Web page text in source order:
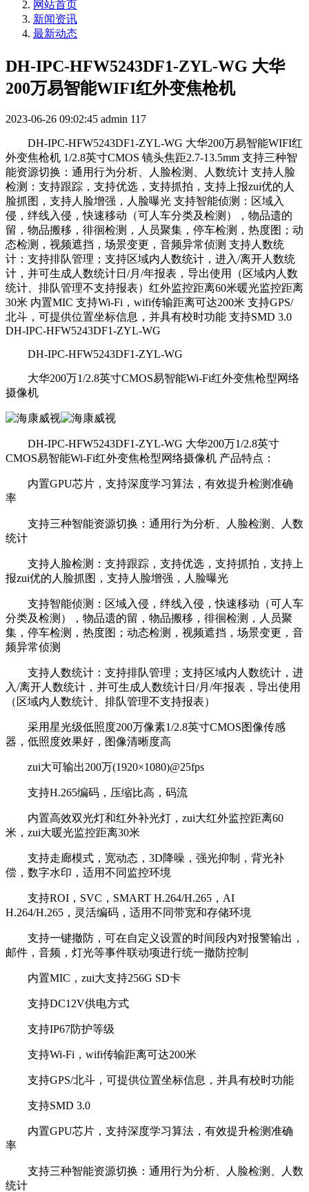
网站首页
新闻资讯
最新动态
DH-IPC-HFW5243DF1-ZYL-WG 大华
200万易智能WIFI红外变焦枪机
2023-06-26 09:02:45 admin 117
DH-IPC-HFW5243DF1-ZYL-WG 大华200万易智能WIFI红
外变焦枪机 1/2.8英寸CMOS 镜头焦距2.7-13.5mm 支持三种智
能资源切换：通用行为分析、人脸检测、人数统计 支持人脸
检测：支持跟踪，支持优选，支持抓拍，支持上报zui优的人
脸抓图，支持人脸增强，人脸曝光 支持智能侦测：区域入
侵，绊线入侵，快速移动（可人车分类及检测），物品遗的
留，物品搬移，徘徊检测，人员聚集，停车检测，热度图；动
态检测，视频遮挡，场景变更，音频异常侦测 支持人数统
计：支持排队管理；支持区域内人数统计，进入/离开人数统
计，并可生成人数统计日/月/年报表，导出使用（区域内人数
统计、排队管理不支持报表）红外监控距离60米暖光监控距离
30米 内置MIC 支持Wi-Fi，wifi传输距离可达200米 支持GPS/
北斗，可提供位置坐标信息，并具有校时功能 支持SMD 3.0
DH-IPC-HFW5243DF1-ZYL-WG
DH-IPC-HFW5243DF1-ZYL-WG
大华200万1/2.8英寸CMOS易智能Wi-Fi红外变焦枪型网络
摄像机
DH-IPC-HFW5243DF1-ZYL-WG 大华200万1/2.8英寸
CMOS易智能Wi-Fi红外变焦枪型网络摄像机 产品特点：
内置GPU芯片，支持深度学习算法，有效提升检测准确
率
支持三种智能资源切换：通用行为分析、人脸检测、人数
统计
支持人脸检测：支持跟踪，支持优选，支持抓拍，支持上
报zui优的人脸抓图，支持人脸增强，人脸曝光
支持智能侦测：区域入侵，绊线入侵，快速移动（可人车
分类及检测），物品遗的留，物品搬移，徘徊检测，人员聚
集，停车检测，热度图；动态检测，视频遮挡，场景变更，音
频异常侦测
支持人数统计：支持排队管理；支持区域内人数统计，进
入/离开人数统计，并可生成人数统计日/月/年报表，导出使用
（区域内人数统计、排队管理不支持报表）
采用星光级低照度200万像素1/2.8英寸CMOS图像传感
器，低照度效果好，图像清晰度高
zui大可输出200万(1920×1080)@25fps
支持H.265编码，压缩比高，码流
内置高效双光灯和红外补光灯，zui大红外监控距离60
米，zui大暖光监控距离30米
支持走廊模式，宽动态，3D降噪，强光抑制，背光补
偿，数字水印，适用不同监控环境
支持ROI，SVC，SMART H.264/H.265，AI
H.264/H.265，灵活编码，适用不同带宽和存储环境
支持一键撤防，可在自定义设置的时间段内对报警输出，
邮件，音频，灯光等事件联动项进行统一撤防控制
内置MIC，zui大支持256G SD卡
支持DC12V供电方式
支持IP67防护等级
支持Wi-Fi，wifi传输距离可达200米
支持GPS/北斗，可提供位置坐标信息，并具有校时功能
支持SMD 3.0
内置GPU芯片，支持深度学习算法，有效提升检测准确
率
支持三种智能资源切换：通用行为分析、人脸检测、人数
统计